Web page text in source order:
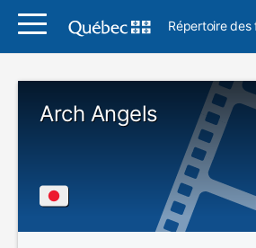
Répertoire des
Arch Angels